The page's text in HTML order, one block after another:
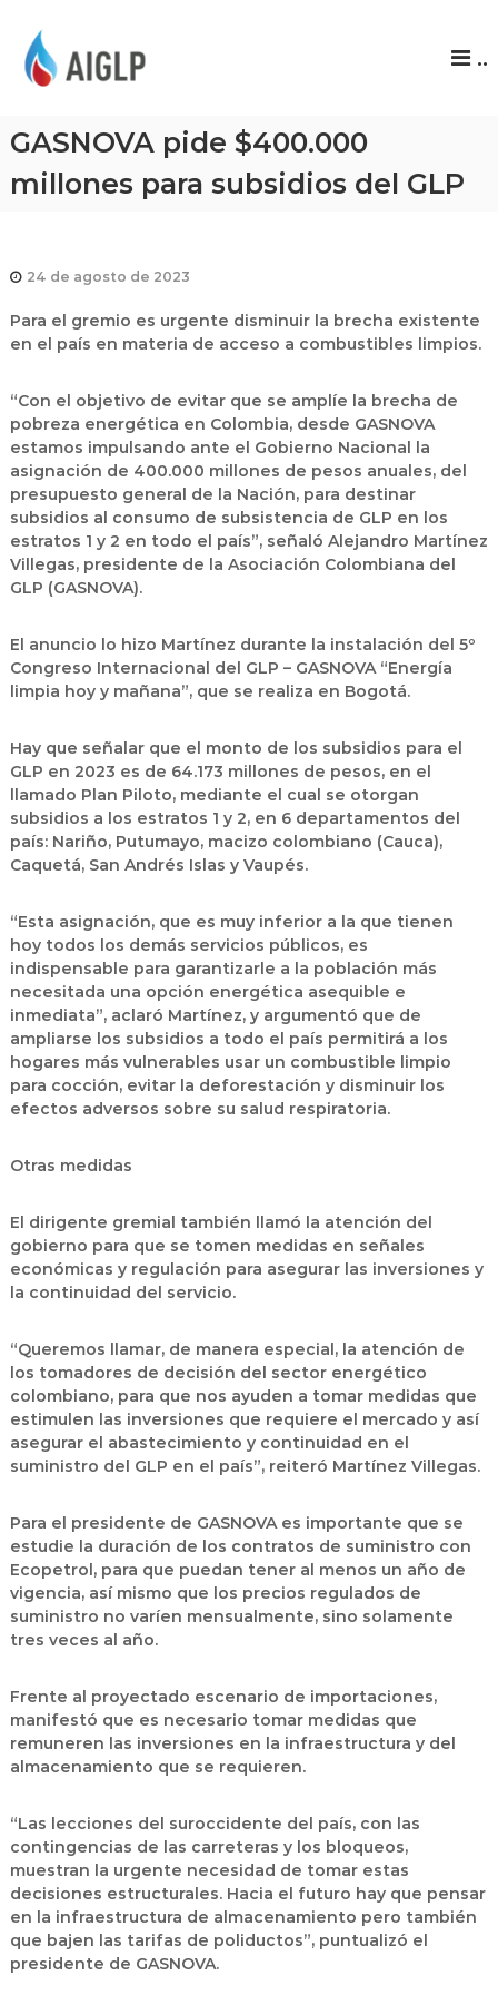
P
..
GASNOVA pide $400.000
millones para subsidios del GLP
24 de agosto de 2023
Para el gremio es urgente disminuir la brecha existente
en el país en materia de acceso a combustibles limpios.
“Con el objetivo de evitar que se amplíe la brecha de
pobreza energética en Colombia, desde GASNOVA
estamos impulsando ante el Gobierno Nacional la
asignación de 400.000 millones de pesos anuales, del
presupuesto general de la Nación, para destinar
subsidios al consumo de subsistencia de GLP en los
estratos 1 y 2 en todo el país”, señaló Alejandro Martínez
Villegas, presidente de la Asociación Colombiana del
GLP (GASNOVA).
El anuncio lo hizo Martínez durante la instalación del 5º
Congreso Internacional del GLP – GASNOVA “Energía
limpia hoy y mañana”, que se realiza en Bogotá.
Hay que señalar que el monto de los subsidios para el
GLP en 2023 es de 64.173 millones de pesos, en el
llamado Plan Piloto, mediante el cual se otorgan
subsidios a los estratos 1 y 2, en 6 departamentos del
país: Nariño, Putumayo, macizo colombiano (Cauca),
Caquetá, San Andrés Islas y Vaupés.
“Esta asignación, que es muy inferior a la que tienen
hoy todos los demás servicios públicos, es
indispensable para garantizarle a la población más
necesitada una opción energética asequible e
inmediata”, aclaró Martínez, y argumentó que de
ampliarse los subsidios a todo el país permitirá a los
hogares más vulnerables usar un combustible limpio
para cocción, evitar la deforestación y disminuir los
efectos adversos sobre su salud respiratoria.
Otras medidas
El dirigente gremial también llamó la atención del
gobierno para que se tomen medidas en señales
económicas y regulación para asegurar las inversiones y
la continuidad del servicio.
“Queremos llamar, de manera especial, la atención de
los tomadores de decisión del sector energético
colombiano, para que nos ayuden a tomar medidas que
estimulen las inversiones que requiere el mercado y así
asegurar el abastecimiento y continuidad en el
suministro del GLP en el país”, reiteró Martínez Villegas.
Para el presidente de GASNOVA es importante que se
estudie la duración de los contratos de suministro con
Ecopetrol, para que puedan tener al menos un año de
vigencia, así mismo que los precios regulados de
suministro no varíen mensualmente, sino solamente
tres veces al año.
Frente al proyectado escenario de importaciones,
manifestó que es necesario tomar medidas que
remuneren las inversiones en la infraestructura y del
almacenamiento que se requieren.
“Las lecciones del suroccidente del país, con las
contingencias de las carreteras y los bloqueos,
muestran la urgente necesidad de tomar estas
decisiones estructurales. Hacia el futuro hay que pensar
en la infraestructura de almacenamiento pero también
que bajen las tarifas de poliductos”, puntualizó el
presidente de GASNOVA.